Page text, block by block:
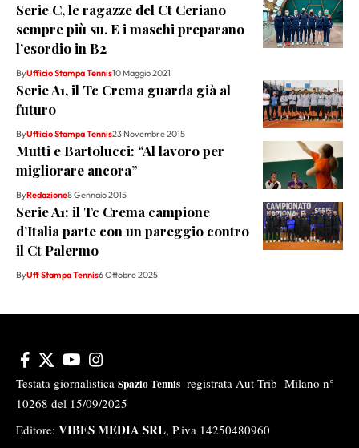
Serie C, le ragazze del Ct Ceriano
sempre più su. E i maschi preparano
l’esordio in B2
ByUfficio Stampa Tennis10 Maggio 2021
Serie A1, il Tc Crema guarda già al
futuro
ByUfficio Stampa Tennis23 Novembre 2015
Mutti e Bartolucci: “Al lavoro per
migliorare ancora”
ByRedazione8 Gennaio 2015
Serie A1: il Tc Crema campione
d’Italia parte con un pareggio contro
il Ct Palermo
ByUff Stampa Tennis6 Ottobre 2025
Testata giornalistica Spazio Tennis registrata Aut-Trib Milano n°
10268 del 15/09/2025
Editore: VIBES MEDIA SRL, P.iva 14250480960